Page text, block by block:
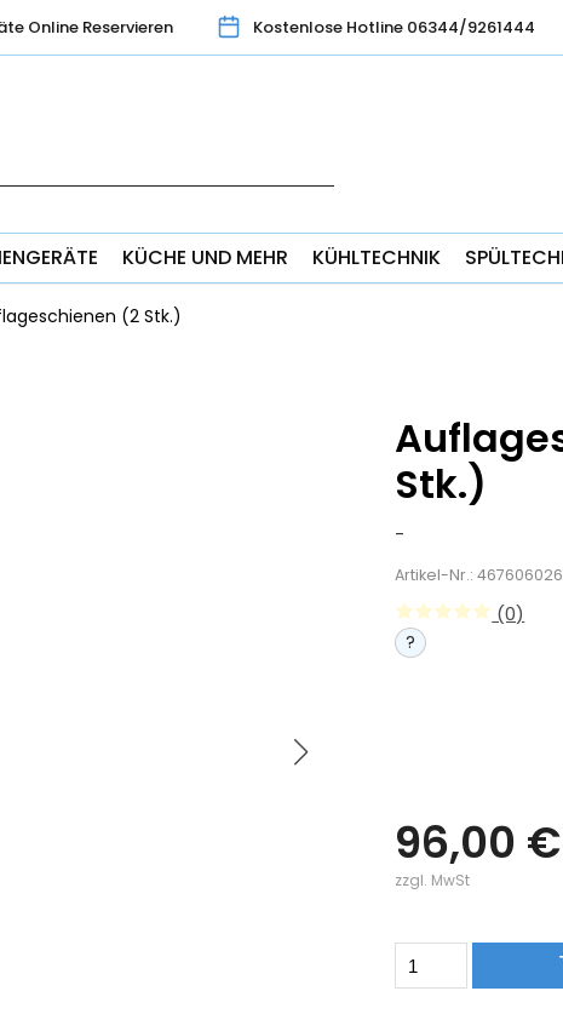
Online Reservieren Kostenlose Hotline 06344/9261444
KÜCHE UND MEHR KÜHLTECHNIK
(2 Stk.)
Stk.)
-
Artikel-Nr.:
(0)
?
96,00 €
zzgl. MwSt